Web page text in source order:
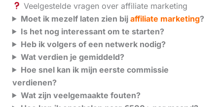
Veelgestelde vragen over affiliate marketing
Moet ik mezelf laten zien bij affiliate marketing?
Is het nog interessant om te starten?
Heb ik volgers of een netwerk nodig?
Wat verdien je gemiddeld?
Hoe snel kan ik mijn eerste commissie
verdienen?
Wat zijn veelgemaakte fouten?